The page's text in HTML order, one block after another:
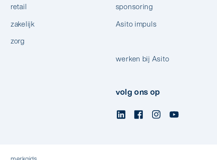
retail
zakelijk
zorg
sponsoring
Asito impuls
werken bij Asito
volg ons op